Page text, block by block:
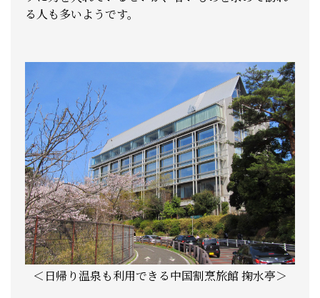
る人も多いようです。
＜日帰り温泉も利用できる中国割烹旅館 掬水亭＞